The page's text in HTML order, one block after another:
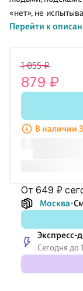
«нет», не
Перейти к
1 055 ₽
879 ₽
В наличии
от 649 ₽
Москва
Экспресс-
Сегодня до